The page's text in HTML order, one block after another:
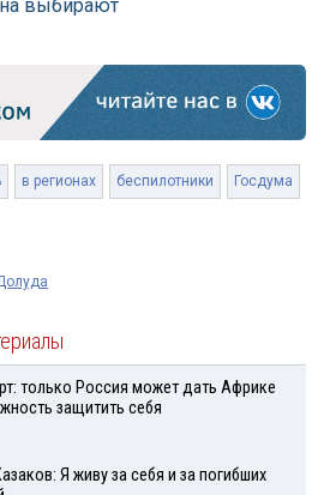
выбирают
в регионах беспилотники Госдума
только Россия может дать Африке
защитить себя
Я живу за себя и за погибших